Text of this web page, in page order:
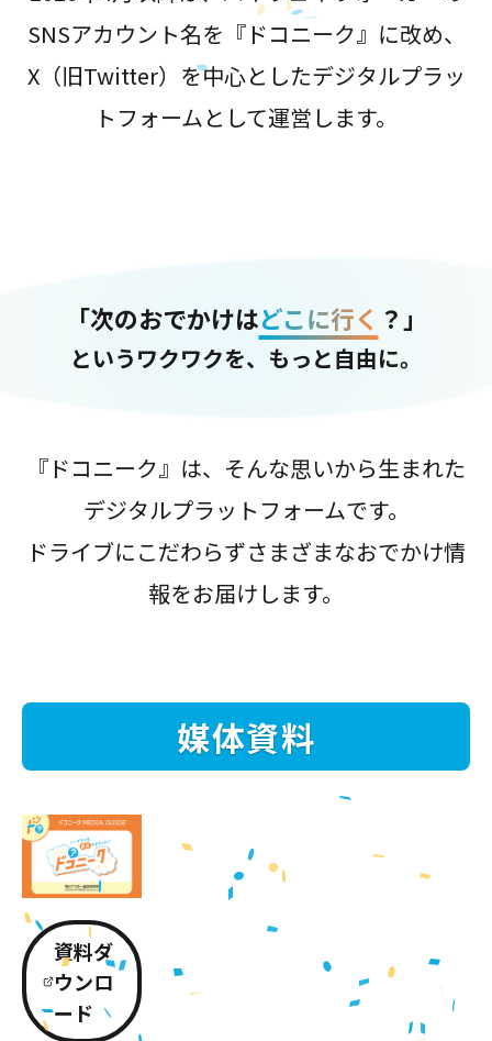
SNSアカウント名を『ドコニーク』に改め、
X（旧Twitter）を中心としたデジタルプラッ
トフォームとして運営します。
「次のおでかけはどこに行く ？」
というワクワクを、もっと自由に。
『ドコニーク』は、そんな思いから生まれた
デジタルプラットフォームです。
ドライブにこだわらずさまざまなおでかけ情
報をお届けします。
媒体資料
資料ダ
ウンロ
ード